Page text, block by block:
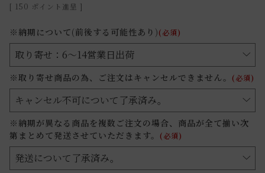
[ 150 ポイント進呈 ]
※納期について(前後する可能性あり)(必須)
※取り寄せ商品の為、ご注文はキャンセルできません。 (必須)
※納期が異なる商品を複数ご注文の場合、商品が全て揃い次
第まとめて発送させていただきます。
(必須)